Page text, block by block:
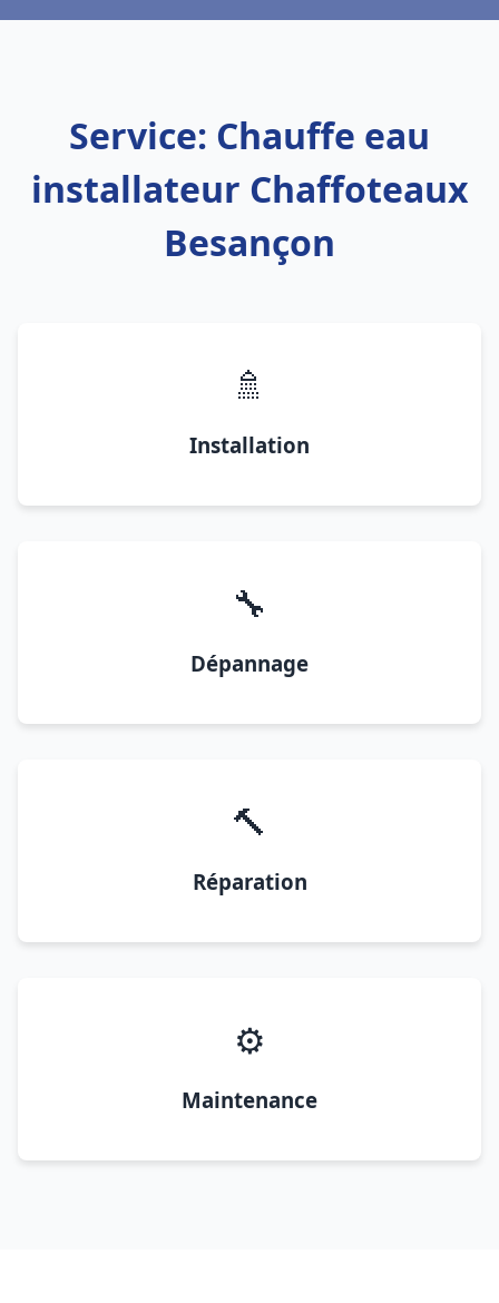
Service: Chauffe eau
installateur Chaffoteaux
Besançon
🚿
Installation
🔧
Dépannage
🔨
Réparation
⚙️
Maintenance